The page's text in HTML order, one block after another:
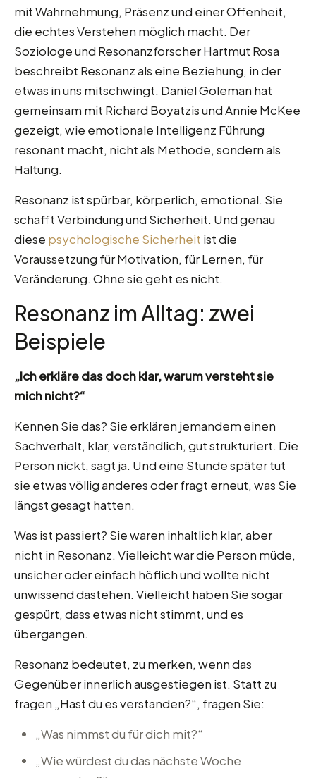
mit Wahrnehmung, Präsenz und einer Offenheit,
die echtes Verstehen möglich macht. Der
Soziologe und Resonanzforscher Hartmut Rosa
beschreibt Resonanz als eine Beziehung, in der
etwas in uns mitschwingt. Daniel Goleman hat
gemeinsam mit Richard Boyatzis und Annie McKee
gezeigt, wie emotionale Intelligenz Führung
resonant macht, nicht als Methode, sondern als
Haltung.
Resonanz ist spürbar, körperlich, emotional. Sie
schafft Verbindung und Sicherheit. Und genau
diese psychologische Sicherheit ist die
Voraussetzung für Motivation, für Lernen, für
Veränderung. Ohne sie geht es nicht.
Resonanz im Alltag: zwei
Beispiele
„Ich erkläre das doch klar, warum versteht sie
mich nicht?“
Kennen Sie das? Sie erklären jemandem einen
Sachverhalt, klar, verständlich, gut strukturiert. Die
Person nickt, sagt ja. Und eine Stunde später tut
sie etwas völlig anderes oder fragt erneut, was Sie
längst gesagt hatten.
Was ist passiert? Sie waren inhaltlich klar, aber
nicht in Resonanz. Vielleicht war die Person müde,
unsicher oder einfach höflich und wollte nicht
unwissend dastehen. Vielleicht haben Sie sogar
gespürt, dass etwas nicht stimmt, und es
übergangen.
Resonanz bedeutet, zu merken, wenn das
Gegenüber innerlich ausgestiegen ist. Statt zu
fragen „Hast du es verstanden?“, fragen Sie:
„Was nimmst du für dich mit?“
„Wie würdest du das nächste Woche